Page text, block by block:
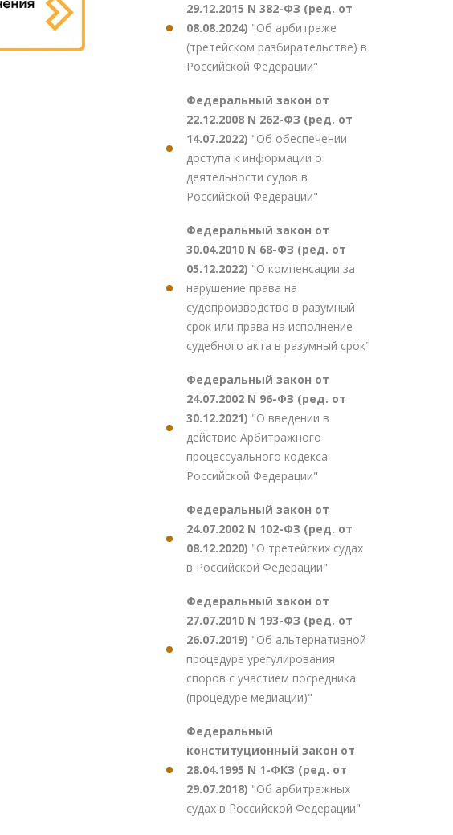
29.12.2015 N 382-ФЗ (ред. от
08.08.2024) "Об арбитраже
(третейском разбирательстве) в
Российской Федерации"
Федеральный закон от
22.12.2008 N 262-ФЗ (ред. от
14.07.2022) "Об обеспечении
доступа к информации о
деятельности судов в
Российской Федерации"
Федеральный закон от
30.04.2010 N 68-ФЗ (ред. от
05.12.2022) "О компенсации за
нарушение права на
судопроизводство в разумный
срок или права на исполнение
судебного акта в разумный срок"
Федеральный закон от
24.07.2002 N 96-ФЗ (ред. от
30.12.2021) "О введении в
действие Арбитражного
процессуального кодекса
Российской Федерации"
Федеральный закон от
24.07.2002 N 102-ФЗ (ред. от
08.12.2020) "О третейских судах
в Российской Федерации"
Федеральный закон от
27.07.2010 N 193-ФЗ (ред. от
26.07.2019) "Об альтернативной
процедуре урегулирования
споров с участием посредника
(процедуре медиации)"
Федеральный
конституционный закон от
28.04.1995 N 1-ФКЗ (ред. от
29.07.2018) "Об арбитражных
судах в Российской Федерации"